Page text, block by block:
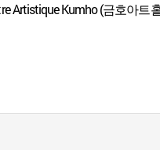
Artistique Kumho (금호아트